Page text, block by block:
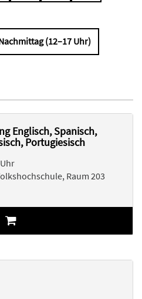
(12–17 Uhr)
Englisch, Spanisch,
Portugiesisch
Raum 203